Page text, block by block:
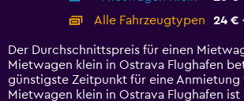
categories.
14
categories.
The
chart
Alle Fahrzeugtypen
24 €
Der Durchschnittspreis für einen
Mietwagen klein in Ostrava Flughafen
günstigste Zeitpunkt für eine Anmietung
Mietwagen klein in Ostrava Flughafen